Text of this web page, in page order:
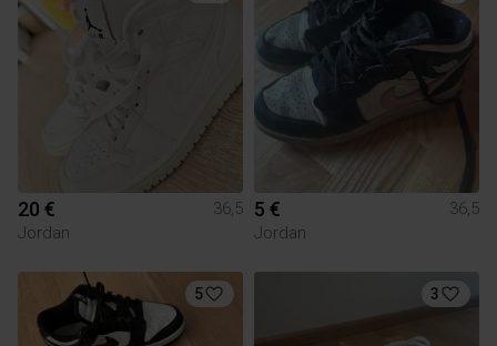
20 €
36,5
Jordan
5 €
36,5
Jordan
5 3